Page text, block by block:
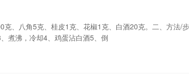
、八角5克、桂皮1克、花椒1克、白酒20克。二、方法/
煮沸，冷却4、鸡蛋沾白酒5、倒